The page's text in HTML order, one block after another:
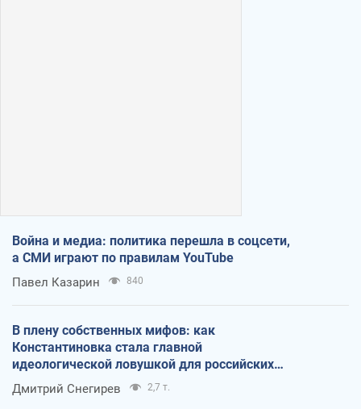
Война и медиа: политика перешла в соцсети,
а СМИ играют по правилам YouTube
Павел Казарин 840
В плену собственных мифов: как
Константиновка стала главной
идеологической ловушкой для российских
оккупантов
Дмитрий Снегирев 2,7 т.